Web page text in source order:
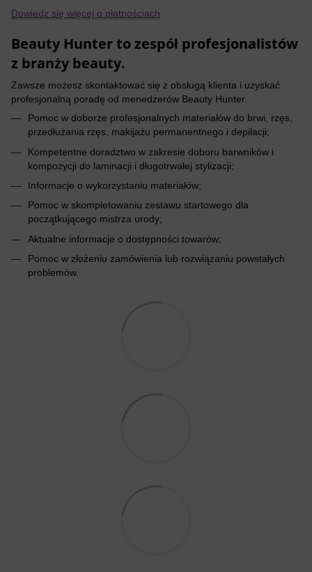
Dowiedz się więcej o płatnościach
Beauty Hunter to zespół profesjonalistów
z branży beauty.
Zawsze możesz skontaktować się z obsługą klienta i uzyskać
profesjonalną poradę od menedżerów Beauty Hunter.
Pomoc w doborze profesjonalnych materiałów do brwi, rzęs,
przedłużania rzęs, makijażu permanentnego i depilacji;
Kompetentne doradztwo w zakresie doboru barwników i
kompozycji do laminacji i długotrwałej stylizacji;
Informacje o wykorzystaniu materiałów;
Pomoc w skompletowaniu zestawu startowego dla
początkującego mistrza urody;
Aktualne informacje o dostępności towarów;
Pomoc w złożeniu zamówienia lub rozwiązaniu powstałych
problemów.